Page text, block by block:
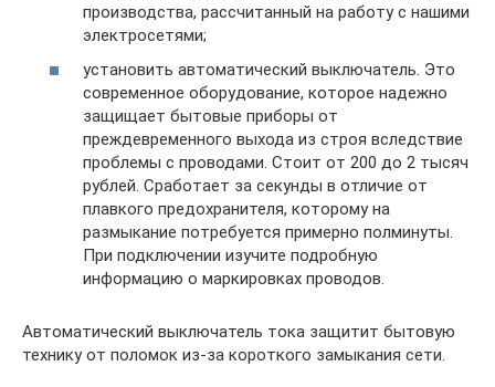
производства, рассчитанный на работу с нашими
электросетями;
установить автоматический выключатель. Это
современное оборудование, которое надежно
защищает бытовые приборы от
преждевременного выхода из строя вследствие
проблемы с проводами. Стоит от 200 до 2 тысяч
рублей. Сработает за секунды в отличие от
плавкого предохранителя, которому на
размыкание потребуется примерно полминуты.
При подключении изучите подробную
информацию о маркировках проводов.
Автоматический выключатель тока защитит бытовую
технику от поломок из-за короткого замыкания сети.